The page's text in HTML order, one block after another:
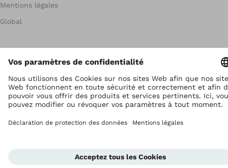
Mentions légales
Global